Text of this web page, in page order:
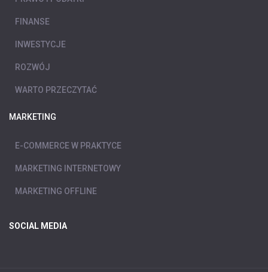
FINANSE
INWESTYCJE
ROZWÓJ
WARTO PRZECZYTAĆ
MARKETING
E-COMMERCE W PRAKTYCE
MARKETING INTERNETOWY
MARKETING OFFLINE
SOCIAL MEDIA